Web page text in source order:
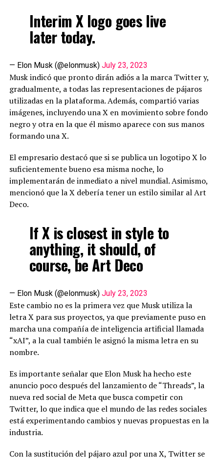
Interim X logo goes live
later today.
— Elon Musk (@elonmusk) July 23, 2023
Musk indicó que pronto dirán adiós a la marca Twitter y,
gradualmente, a todas las representaciones de pájaros
utilizadas en la plataforma. Además, compartió varias
imágenes, incluyendo una X en movimiento sobre fondo
negro y otra en la que él mismo aparece con sus manos
formando una X.
El empresario destacó que si se publica un logotipo X lo
suficientemente bueno esa misma noche, lo
implementarán de inmediato a nivel mundial. Asimismo,
mencionó que la X debería tener un estilo similar al Art
Deco.
If X is closest in style to
anything, it should, of
course, be Art Deco
— Elon Musk (@elonmusk) July 23, 2023
Este cambio no es la primera vez que Musk utiliza la
letra X para sus proyectos, ya que previamente puso en
marcha una compañía de inteligencia artificial llamada
“xAI”, a la cual también le asignó la misma letra en su
nombre.
Es importante señalar que Elon Musk ha hecho este
anuncio poco después del lanzamiento de “Threads”, la
nueva red social de Meta que busca competir con
Twitter, lo que indica que el mundo de las redes sociales
está experimentando cambios y nuevas propuestas en la
industria.
Con la sustitución del pájaro azul por una X, Twitter se